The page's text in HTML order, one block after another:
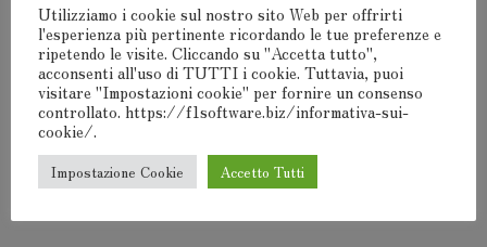
F1Software® 2000-2024
Utilizziamo i cookie sul nostro sito Web per offrirti
l'esperienza più pertinente ricordando le tue preferenze e
ripetendo le visite. Cliccando su "Accetta tutto",
acconsenti all'uso di TUTTI i cookie. Tuttavia, puoi
visitare "Impostazioni cookie" per fornire un consenso
controllato. https://f1software.biz/informativa-sui-
cookie/.
Impostazione Cookie Accetto Tutti